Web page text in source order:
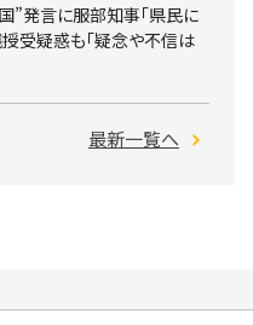
”発言に服部知事「県民に
受疑惑も「疑念や不信は
最新一覧へ